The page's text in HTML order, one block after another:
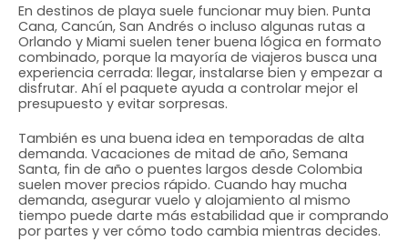
En destinos de playa suele funcionar muy bien. Punta
Cana, Cancún, San Andrés o incluso algunas rutas a
Orlando y Miami suelen tener buena lógica en formato
combinado, porque la mayoría de viajeros busca una
experiencia cerrada: llegar, instalarse bien y empezar a
disfrutar. Ahí el paquete ayuda a controlar mejor el
presupuesto y evitar sorpresas.
También es una buena idea en temporadas de alta
demanda. Vacaciones de mitad de año, Semana
Santa, fin de año o puentes largos desde Colombia
suelen mover precios rápido. Cuando hay mucha
demanda, asegurar vuelo y alojamiento al mismo
tiempo puede darte más estabilidad que ir comprando
por partes y ver cómo todo cambia mientras decides.